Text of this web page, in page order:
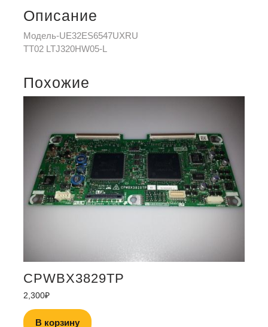
Описание
Модель-UE32ES6547UXRU
TT02 LTJ320HW05-L
Похожие
CPWBX3829TP
2,300₽
В корзину